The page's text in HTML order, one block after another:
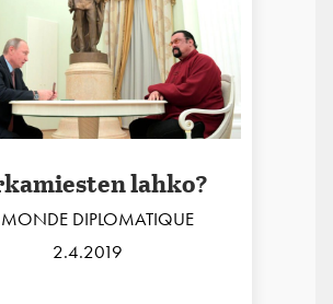
lahko?
MONDE DIPLOMATIQUE
2.4.2019